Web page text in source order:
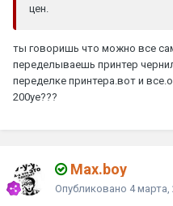
цен.
ты говоришь что можно все
переделываешь принтер
переделке принтера.вот и
200уе???
Max.boy
Опубликовано 4 марта,